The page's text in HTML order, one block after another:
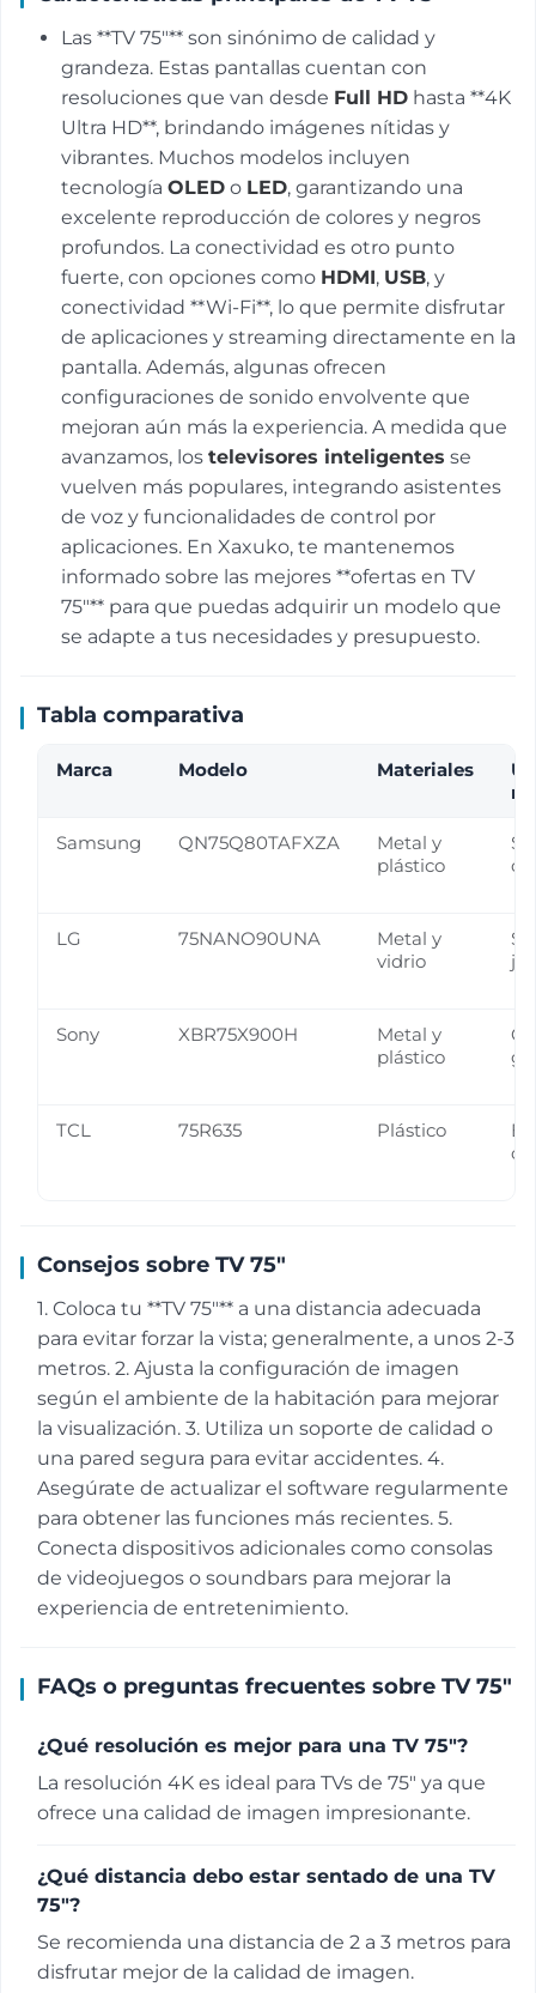
Las **TV 75"** son sinónimo de calidad y
grandeza. Estas pantallas cuentan con
resoluciones que van desde Full HD hasta **4K
Ultra HD**, brindando imágenes nítidas y
vibrantes. Muchos modelos incluyen
tecnología OLED o LED, garantizando una
excelente reproducción de colores y negros
profundos. La conectividad es otro punto
fuerte, con opciones como HDMI, USB, y
conectividad **Wi-Fi**, lo que permite disfrutar
de aplicaciones y streaming directamente en la
pantalla. Además, algunas ofrecen
configuraciones de sonido envolvente que
mejoran aún más la experiencia. A medida que
avanzamos, los televisores inteligentes se
vuelven más populares, integrando asistentes
de voz y funcionalidades de control por
aplicaciones. En Xaxuko, te mantenemos
informado sobre las mejores **ofertas en TV
75"** para que puedas adquirir un modelo que
se adapte a tus necesidades y presupuesto.
Tabla comparativa
Marca Modelo Materiales
Samsung QN75Q80TAFXZA
Metal y
plástico
LG 75NANO90UNA
Metal y
vidrio
Sony XBR75X900H
Metal y
plástico
TCL 75R635 Plástico
Consejos sobre TV 75"
1. Coloca tu **TV 75"** a una distancia adecuada
para evitar forzar la vista; generalmente, a unos 2-3
metros. 2. Ajusta la configuración de imagen
según el ambiente de la habitación para mejorar
la visualización. 3. Utiliza un soporte de calidad o
una pared segura para evitar accidentes. 4.
Asegúrate de actualizar el software regularmente
para obtener las funciones más recientes. 5.
Conecta dispositivos adicionales como consolas
de videojuegos o soundbars para mejorar la
experiencia de entretenimiento.
FAQs o preguntas frecuentes sobre TV 75"
¿Qué resolución es mejor para una TV 75"?
La resolución 4K es ideal para TVs de 75" ya que
ofrece una calidad de imagen impresionante.
¿Qué distancia debo estar sentado de una TV
75"?
Se recomienda una distancia de 2 a 3 metros para
disfrutar mejor de la calidad de imagen.